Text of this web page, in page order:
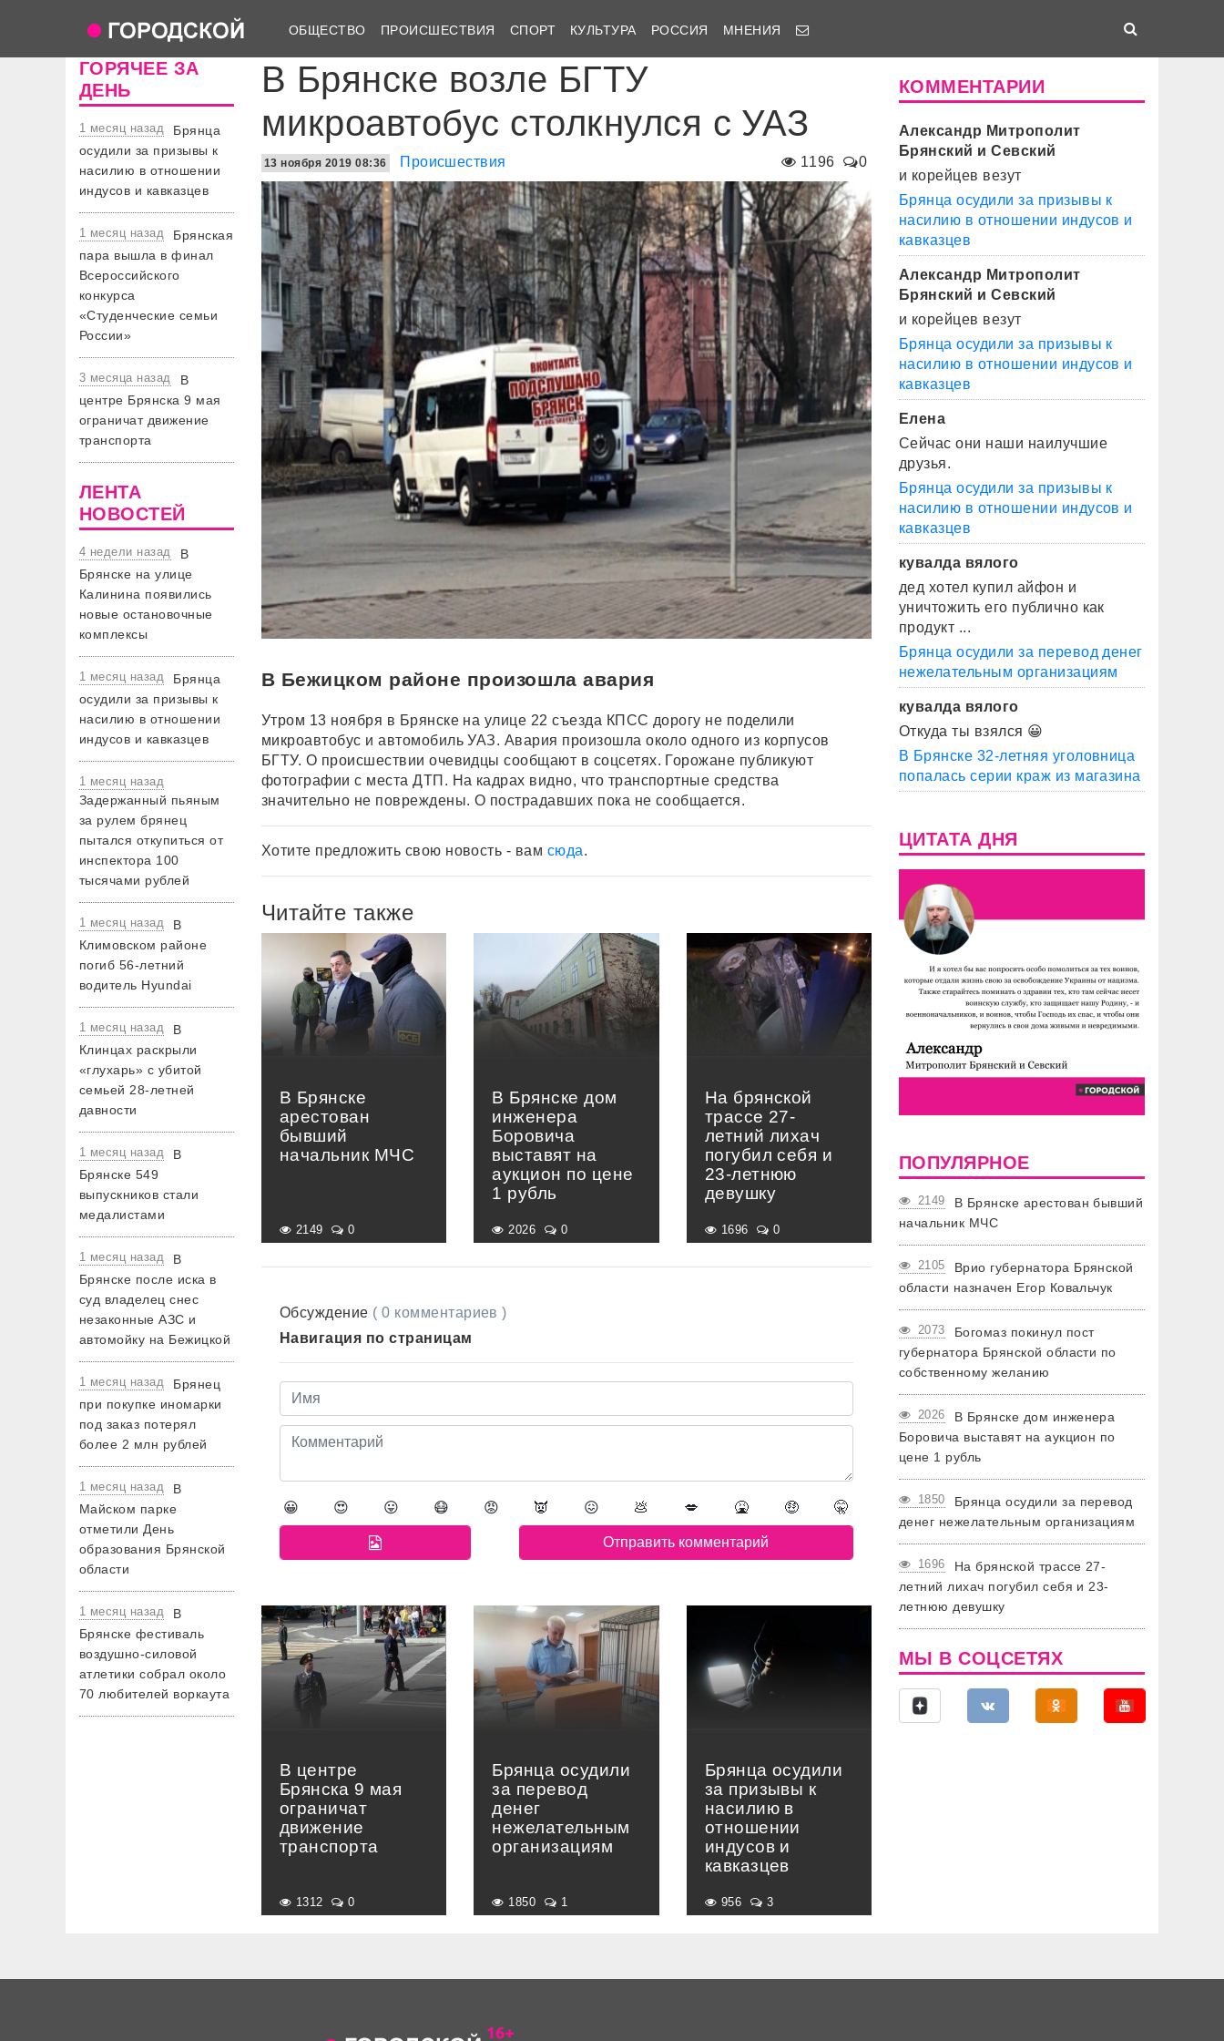
ОБЩЕСТВО ПРОИСШЕСТВИЯ СПОРТ КУЛЬТУРА РОССИЯ МНЕНИЯ
ГОРЯЧЕЕ ЗА
ДЕНЬ
1 месяц назад
Брянца
осудили за призывы к
насилию в отношении
индусов и кавказцев
1 месяц назад
Брянская
пара вышла в финал
Всероссийского
конкурса
«Студенческие семьи
России»
3 месяца назад
В
центре Брянска 9 мая
ограничат движение
транспорта
ЛЕНТА
НОВОСТЕЙ
4 недели назад
В
Брянске на улице
Калинина появились
новые остановочные
комплексы
1 месяц назад
Брянца
осудили за призывы к
насилию в отношении
индусов и кавказцев
1 месяц назад
Задержанный пьяным
за рулем брянец
пытался откупиться от
инспектора 100
тысячами рублей
1 месяц назад
В
Климовском районе
погиб 56-летний
водитель Hyundai
1 месяц назад
В
Клинцах раскрыли
«глухарь» с убитой
семьей 28-летней
давности
1 месяц назад
В
Брянске 549
выпускников стали
медалистами
1 месяц назад
В
Брянске после иска в
суд владелец снес
незаконные АЗС и
автомойку на Бежицкой
1 месяц назад
Брянец
при покупке иномарки
под заказ потерял
более 2 млн рублей
1 месяц назад
В
Майском парке
отметили День
образования Брянской
области
1 месяц назад
В
Брянске фестиваль
воздушно-силовой
атлетики собрал около
70 любителей воркаута
В Брянске возле БГТУ
микроавтобус столкнулся с УАЗ
1196 0
13 ноября 2019 08:36 Происшествия
В Бежицком районе произошла авария
Утром 13 ноября в Брянске на улице 22 съезда КПСС дорогу не поделили
микроавтобус и автомобиль УАЗ. Авария произошла около одного из корпусов
БГТУ. О происшествии очевидцы сообщают в соцсетях. Горожане публикуют
фотографии с места ДТП. На кадрах видно, что транспортные средства
значительно не повреждены. О пострадавших пока не сообщается.
Хотите предложить свою новость - вам сюда.
Читайте также
В Брянске
арестован
бывший
начальник МЧС
2149 0
В Брянске дом
инженера
Боровича
выставят на
аукцион по цене
1 рубль
2026 0
На брянской
трассе 27-
летний лихач
погубил себя и
23-летнюю
девушку
1696 0
Обсуждение ( 0 комментариев )
Навигация по страницам
😀 😍 😛 😷 😡 👿 😖 💩 💋 🤮 🤑 🤫
В центре
Брянска 9 мая
ограничат
движение
транспорта
1312 0
Брянца осудили
за перевод
денег
нежелательным
организациям
1850 1
Брянца осудили
за призывы к
насилию в
отношении
индусов и
кавказцев
956 3
КОММЕНТАРИИ
Александр Митрополит
Брянский и Севский
и корейцев везут
Брянца осудили за призывы к
насилию в отношении индусов и
кавказцев
Александр Митрополит
Брянский и Севский
и корейцев везут
Брянца осудили за призывы к
насилию в отношении индусов и
кавказцев
Елена
Сейчас они наши наилучшие
друзья.
Брянца осудили за призывы к
насилию в отношении индусов и
кавказцев
кувалда вялого
дед хотел купил айфон и
уничтожить его публично как
продукт ...
Брянца осудили за перевод денег
нежелательным организациям
кувалда вялого
Откуда ты взялся 😀
В Брянске 32-летняя уголовница
попалась серии краж из магазина
ЦИТАТА ДНЯ
ПОПУЛЯРНОЕ
2149
В Брянске арестован бывший
начальник МЧС
2105
Врио губернатора Брянской
области назначен Егор Ковальчук
2073
Богомаз покинул пост
губернатора Брянской области по
собственному желанию
2026
В Брянске дом инженера
Боровича выставят на аукцион по
цене 1 рубль
1850
Брянца осудили за перевод
денег нежелательным организациям
1696
На брянской трассе 27-
летний лихач погубил себя и 23-
летнюю девушку
МЫ В СОЦСЕТЯХ